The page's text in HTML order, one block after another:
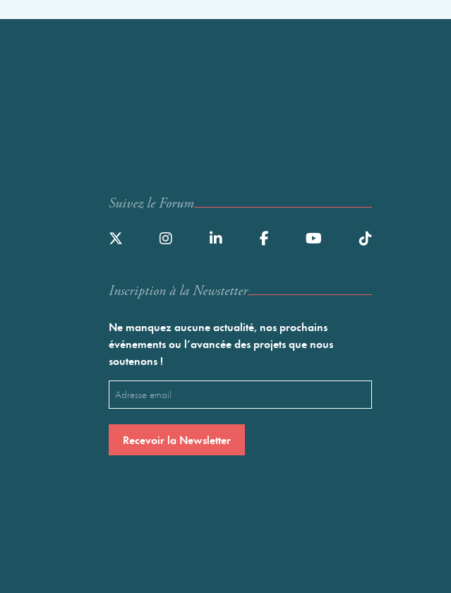
Suivez le Forum
Inscription à la Newstetter
Ne manquez aucune actualité, nos prochains
événements ou l’avancée des projets que nous
soutenons !
Email
(Nécessaire)